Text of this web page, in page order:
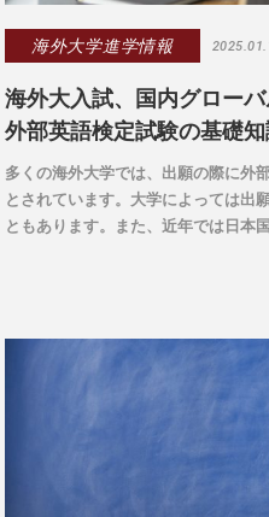
海外大学進学情報
海外大入試、国内グロー
外部英語検定試験の基礎
多くの海外大学では、出願の際に外
とされています。大学によっては出
ともあります。また、近年では日本
ん。今回は外部英語検定試験につい